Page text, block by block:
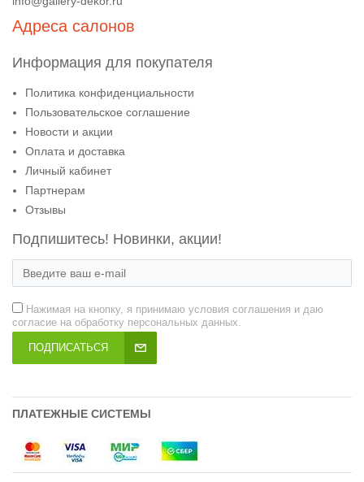
Адреса салонов
Информация для покупателя
Политика конфиденциальности
Пользовательское соглашение
Новости и акции
Оплата и доставка
Личный кабинет
Партнерам
Отзывы
Подпишитесь! Новинки, акции!
Нажимая на кнопку, я принимаю условия соглашения и даю
согласие на обработку персональных данных.
ПОДПИСАТЬСЯ
ПЛАТЕЖНЫЕ СИСТЕМЫ